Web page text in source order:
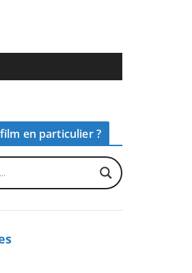
en particulier ?